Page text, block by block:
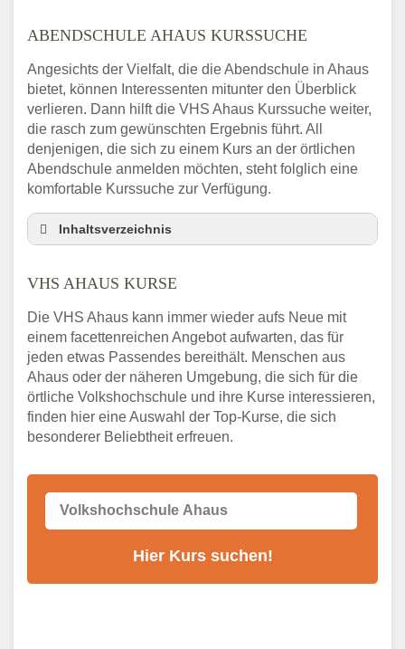
ABENDSCHULE AHAUS KURSSUCHE
Angesichts der Vielfalt, die die Abendschule in Ahaus
bietet, können Interessenten mitunter den Überblick
verlieren. Dann hilft die VHS Ahaus Kurssuche weiter,
die rasch zum gewünschten Ergebnis führt. All
denjenigen, die sich zu einem Kurs an der örtlichen
Abendschule anmelden möchten, steht folglich eine
komfortable Kurssuche zur Verfügung.
Inhaltsverzeichnis
VHS Ahaus Kurse
Telefonnummer
Stellenangebote der Volkshochschule Ahaus
Online-Kurse – Alternative Angebote zum
VHS-Kurs
Alternativen zum VHS Programm 2026 in
Ahaus
VHS AHAUS KURSE
Die VHS Ahaus kann immer wieder aufs Neue mit
einem facettenreichen Angebot aufwarten, das für
jeden etwas Passendes bereithält. Menschen aus
Ahaus oder der näheren Umgebung, die sich für die
örtliche Volkshochschule und ihre Kurse interessieren,
finden hier eine Auswahl der Top-Kurse, die sich
besonderer Beliebtheit erfreuen.